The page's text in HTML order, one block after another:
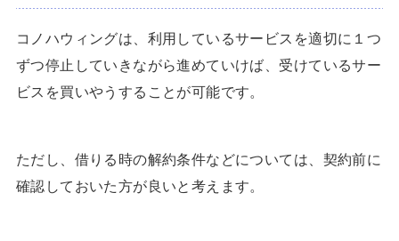
コノハウィングは、利用しているサービスを適切に１つ
ずつ停止していきながら進めていけば、受けているサー
ビスを買いやうすることが可能です。
ただし、借りる時の解約条件などについては、契約前に
確認しておいた方が良いと考えます。